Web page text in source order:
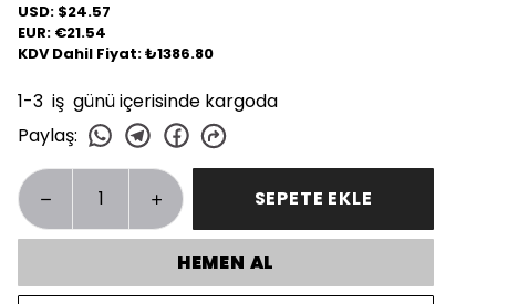
USD: $24.57
EUR: €21.54
KDV Dahil Fiyat: ₺1386.80
1-3 iş günü içerisinde kargoda
Paylaş:
SEPETE EKLE
HEMEN AL